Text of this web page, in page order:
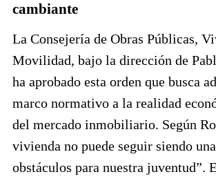
cambiante
La Consejería de Obras Públicas,
Movilidad, bajo la dirección de
ha aprobado esta orden que busca
marco normativo a la realidad
del mercado inmobiliario. Según
vivienda no puede seguir siendo
obstáculos para nuestra juventud”.